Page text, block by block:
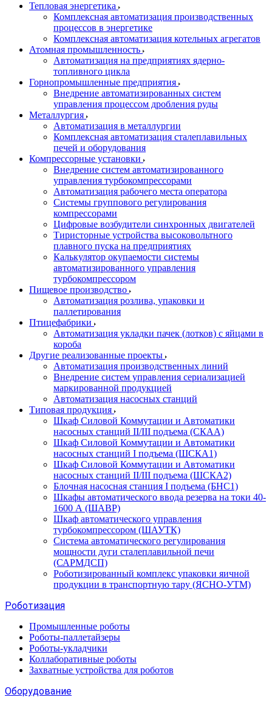
Тепловая энергетика
Комплексная автоматизация производственных
процессов в энергетике
Комплексная автоматизация котельных агрегатов
Атомная промышленность
Автоматизация на предприятиях ядерно-
топливного цикла
Горнопромышленные предприятия
Внедрение автоматизированных систем
управления процессом дробления руды
Металлургия
Автоматизация в металлургии
Комплексная автоматизация сталеплавильных
печей и оборудования
Компрессорные установки
Внедрение систем автоматизированного
управления турбокомпрессорами
Автоматизация рабочего места оператора
Системы группового регулирования
компрессорами
Цифровые возбудители синхронных двигателей
Тиристорные устройства высоковольтного
плавного пуска на предприятиях
Калькулятор окупаемости системы
автоматизированного управления
турбокомпрессором
Пищевое производство
Автоматизация розлива, упаковки и
паллетирования
Птицефабрики
Автоматизация укладки пачек (лотков) с яйцами в
короба
Другие реализованные проекты
Автоматизация производственных линий
Внедрение систем управления сериализацией
маркированной продукцией
Автоматизация насосных станций
Типовая продукция
Шкаф Силовой Коммутации и Автоматики
насосных станций II/III подъема (СКАА)
Шкаф Силовой Коммутации и Автоматики
насосных станций I подъема (ШСКА1)
Шкаф Силовой Коммутации и Автоматики
насосных станций II/III подъема (ШСКА2)
Блочная насосная станция I подъема (БНС1)
Шкафы автоматического ввода резерва на токи 40-
1600 А (ШАВР)
Шкаф автоматического управления
турбокомпрессором (ШАУТК)
Система автоматического регулирования
мощности дуги сталеплавильной печи
(САРМДСП)
Роботизированный комплекс упаковки яичной
продукции в транспортную тару (ЯСНО-УТМ)
Роботизация
Промышленные роботы
Роботы-паллетайзеры
Роботы-укладчики
Коллаборативные роботы
Захватные устройства для роботов
Оборудование